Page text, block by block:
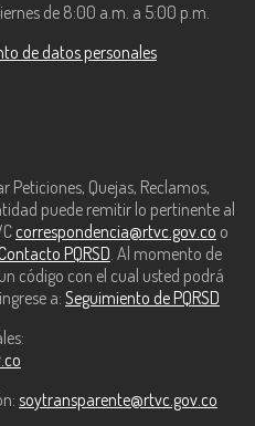
de 8:00 a.m. a 5:00 p.m.
de datos personales
Quejas, Reclamos,
puede remitir lo pertinente al
correspondencia@rtvc.gov.co o
Contacto PQRSD. Al momento de
código con el cual usted podrá
a: Seguimiento de PQRSD
soytransparente@rtvc.gov.co